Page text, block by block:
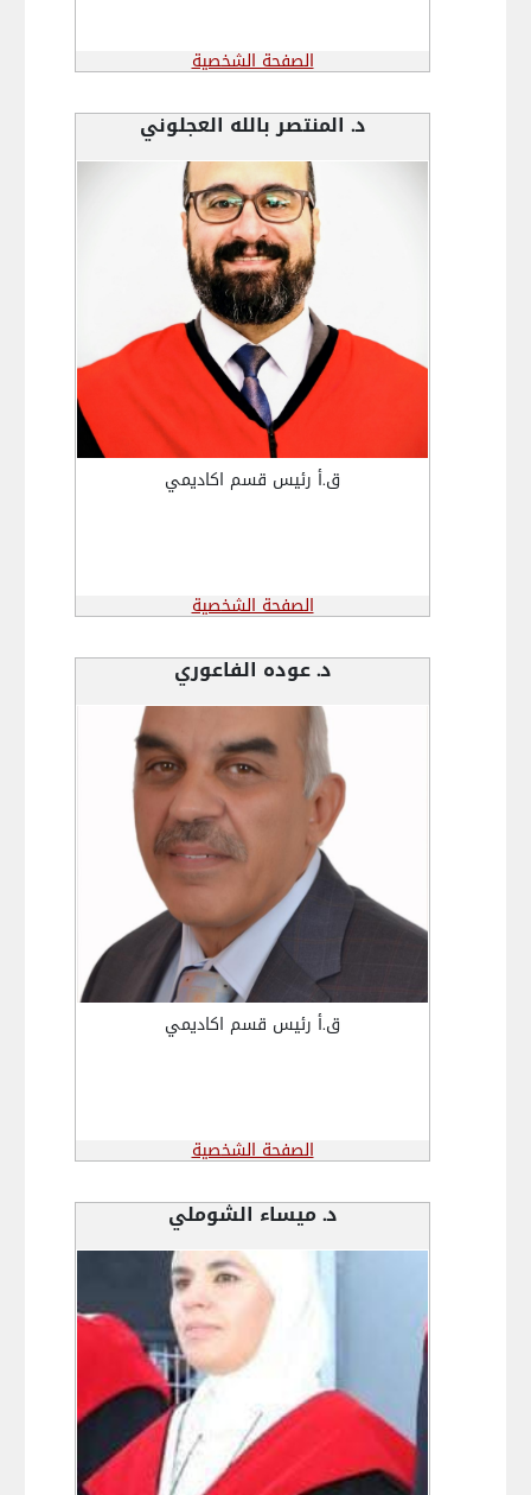
الصفحة الشخصية
د. المنتصر بالله العجلوني
ق.أ رئيس قسم اكاديمي
الصفحة الشخصية
د. عوده الفاعوري
ق.أ رئيس قسم اكاديمي
الصفحة الشخصية
د. ميساء الشوملي